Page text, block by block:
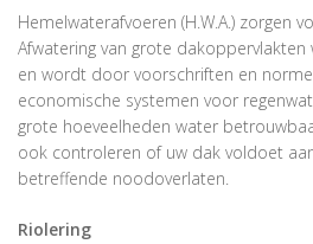
Hemelwaterafvoeren (H.W.A.) zorgen
Afwatering van grote
en wordt door voorschriften en
economische systemen voor
grote hoeveelheden water
ook controleren of uw dak voldoet
betreffende noodoverlaten.
Riolering